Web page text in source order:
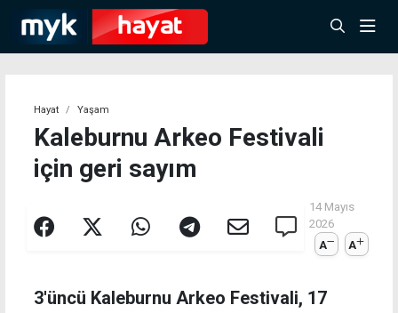
Hayat Yaşam
Kaleburnu Arkeo Festivali
için geri sayım
14 Mayıs
2026
A
A
3'üncü Kaleburnu Arkeo Festivali, 17